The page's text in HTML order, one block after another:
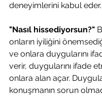
deneyimlerini kabul eder.
"Nasıl hissediyorsun?"
onların iyiliğini
ve onlara duygularını
verir, duygularını ifade
onlara alan açar.
konuşmanın sorun